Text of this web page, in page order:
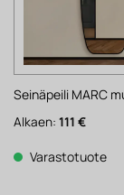
Seinäpeili MARC
Alkaen: 111 €
Varastotuote